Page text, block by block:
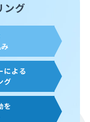
ング
による
グ
を